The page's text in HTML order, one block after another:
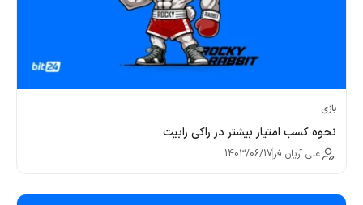
بازی
نحوه کسب امتیاز بیشتر در راکی رابیت
علی آریان فر1403/06/17